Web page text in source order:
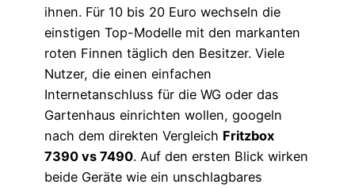
ihnen. Für 10 bis 20 Euro wechseln die
einstigen Top-Modelle mit den markanten
roten Finnen täglich den Besitzer. Viele
Nutzer, die einen einfachen
Internetanschluss für die WG oder das
Gartenhaus einrichten wollen, googeln
nach dem direkten Vergleich Fritzbox
7390 vs 7490. Auf den ersten Blick wirken
beide Geräte wie ein unschlagbares